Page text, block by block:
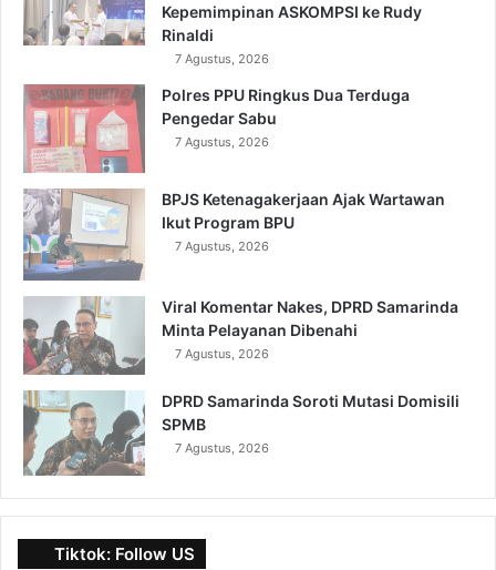
Kepemimpinan ASKOMPSI ke Rudy
Rinaldi
7 Agustus, 2026
Polres PPU Ringkus Dua Terduga
Pengedar Sabu
7 Agustus, 2026
BPJS Ketenagakerjaan Ajak Wartawan
Ikut Program BPU
7 Agustus, 2026
Viral Komentar Nakes, DPRD Samarinda
Minta Pelayanan Dibenahi
7 Agustus, 2026
DPRD Samarinda Soroti Mutasi Domisili
SPMB
7 Agustus, 2026
Tiktok: Follow US